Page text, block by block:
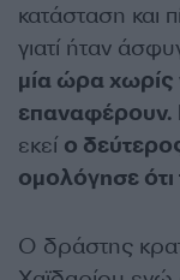
κατάσταση και
γιατί ήταν
μία ώρα
επαναφέρουν.
εκεί ο
ομολόγησε ότι
Ο δράστης